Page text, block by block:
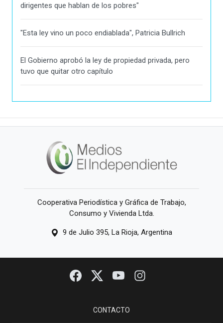
dirigentes que hablan de los pobres"
"Esta ley vino un poco endiablada", Patricia Bullrich
El Gobierno aprobó la ley de propiedad privada, pero
tuvo que quitar otro capítulo
Cooperativa Periodística y Gráfica de Trabajo,
Consumo y Vivienda Ltda.
9 de Julio 395, La Rioja, Argentina
CONTACTO